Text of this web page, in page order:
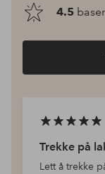
4.5
Trekke på
Lett å trekke